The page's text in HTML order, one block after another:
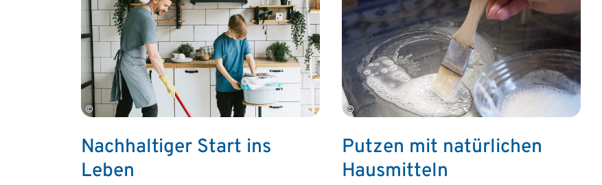
©
Nachhaltiger Start ins
Leben
©
Putzen mit natürlichen
Hausmitteln